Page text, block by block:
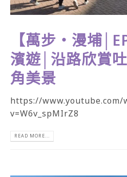
【萬步‧漫埔
濱遊│沿路欣賞
角美景
https://www.youtube.com/
v=W6v_spMIrZ8
READ MORE...